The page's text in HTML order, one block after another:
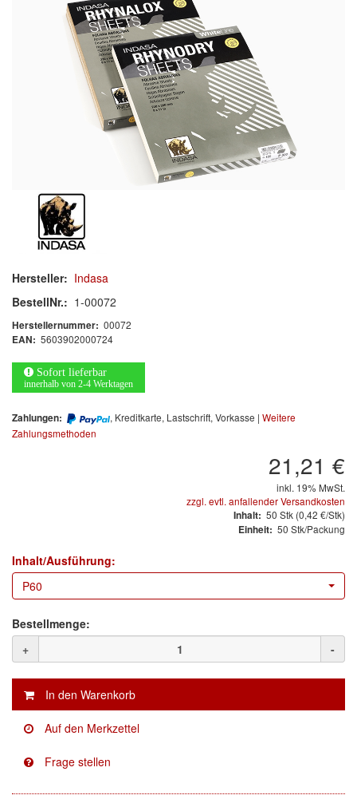
Schleif-Handpads
Zubehör/Hilfsmittel
Kleben & Beschichten
Polieren
Werkzeug & Maschinen
Reinigen
Arbeitsschutz
Luftfilter
Mischfarben
3M
(1)
E-D
(1)
EVERCOAT
Hersteller: Indasa
BestellNr.: 1-00072
Herstellernummer: 00072
EAN: 5603902000724
Sofort lieferbar
innerhalb von 2-4 Werktagen
Zahlungen: , Kreditkarte, Lastschrift, Vorkasse | Weitere
Zahlungsmethoden
21,21 €
inkl. 19% MwSt.
zzgl. evtl. anfallender Versandkosten
Inhalt: 50 Stk (0,42 €/Stk)
Einheit: 50 Stk/Packung
Inhalt/Ausführung:
P60
Bestellmenge:
+
-